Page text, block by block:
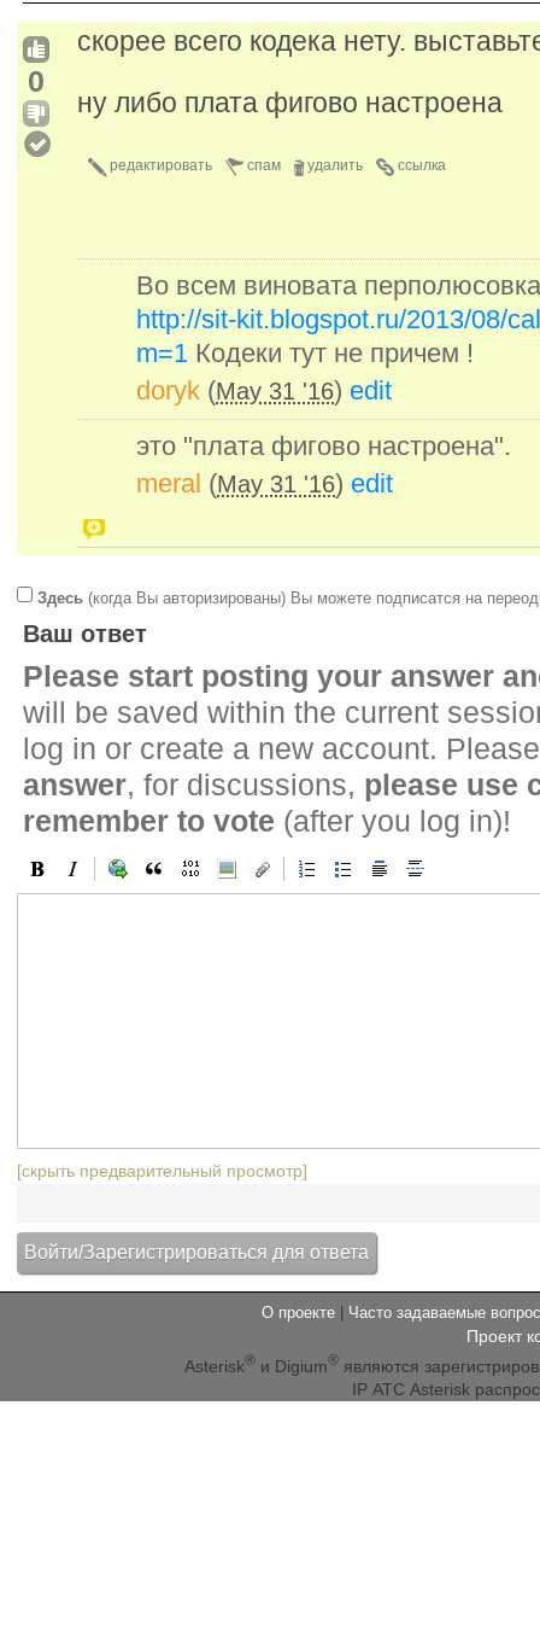
0
скорее всего кодека нету.
ну либо плата фигово настроена
ссылка
удалить
спам
редактировать
Во всем виновата
http://sit-kit.blogspot.ru/2013/08/
m=1 Кодеки тут не причем !
doryk (May 31 '16) edit
это "плата фигово настроена".
meral (May 31 '16) edit
Здесь (когда Вы авторизированы) Вы можете подписатся на
Ваш ответ
Please start posting your answer
will be saved within the current
log in or create a new account.
answer, for discussions, please use
remember to vote (after you log in)!
[скрыть предварительный просмотр]
О проекте Часто задаваемые
Проект
Asterisk® и Digium® являются
IP АТС Asterisk